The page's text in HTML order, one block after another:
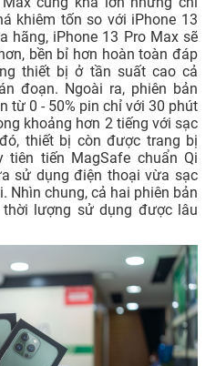
khiêm tốn so với iPhone 13
hãng, iPhone 13 Pro Max sẽ
bền bỉ hơn hoàn toàn đáp
thiết bị ở tần suất cao cả
đoạn. Ngoài ra, phiên bản
từ 0 - 50% pin chỉ với 30 phút
khoảng hơn 2 tiếng với sạc
thiết bị còn được trang bị
tiên tiến MagSafe chuẩn Qi
sử dụng điện thoại vừa sạc
Nhìn chung, cả hai phiên bản
lượng sử dụng được lâu